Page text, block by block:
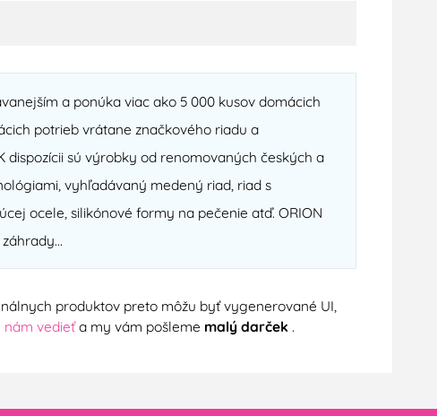
a ponúka viac ako 5 000 kusov domácich
potrieb vrátane značkového riadu a
sú výrobky od renomovaných českých a
vyhľadávaný medený riad, riad s
ocele, silikónové formy na pečenie atď. ORION
produktov preto môžu byť vygenerované UI,
nám vedieťa my vám pošleme malý darček .